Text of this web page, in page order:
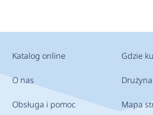
Katalog online
O nas
Obsługa i pomoc
Gdzie
Mapa